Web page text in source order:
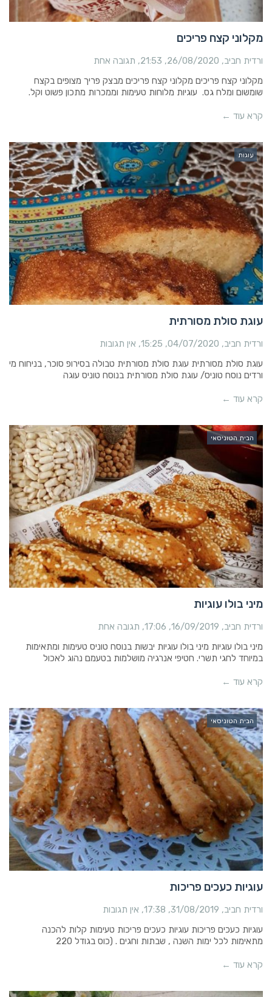
מקלוני קצח פריכים
ורדית חביב 26/08/2020
21:53 תגובה אחת
מקלוני קצח פריכים מקלוני קצח פריכים מבצק פריך מצופים בקצח
שומשום ומלח גס. עוגיות מלוחות טעימות וממכרות מתכון פשוט וקל.
קרא עוד ←
עוגות
עוגת סולת מסורתית
ורדית חביב 04/07/2020
15:25 אין תגובות
עוגת סולת מסורתית עוגת סולת מסורתית טבולה בסירופ סוכר, בניחוח מי
ורדים נוסח טוניס/ עוגת סולת מסורתית בנוסח טוניס עוגה
קרא עוד ←
הבית הטוניסאי
מיני בולו עוגיות
ורדית חביב 16/09/2019
17:06 תגובה אחת
מיני בולו עוגיות מיני בולו עוגיות יבשות בנוסח טוניס טעימות ומתאימות
במיוחד לחגי תשרי. חטיפי אנרגיה מושלמות בטעמם נהוג לאכול
קרא עוד ←
הבית הטוניסאי
עוגיות כעכים פריכות
ורדית חביב 31/08/2019
17:38 אין תגובות
עוגיות כעכים פריכות עוגיות כעכים פריכות טעימות קלות להכנה
מתאימות לכל ימות השנה , שבתות וחגים . (כוס בגודל 220
קרא עוד ←